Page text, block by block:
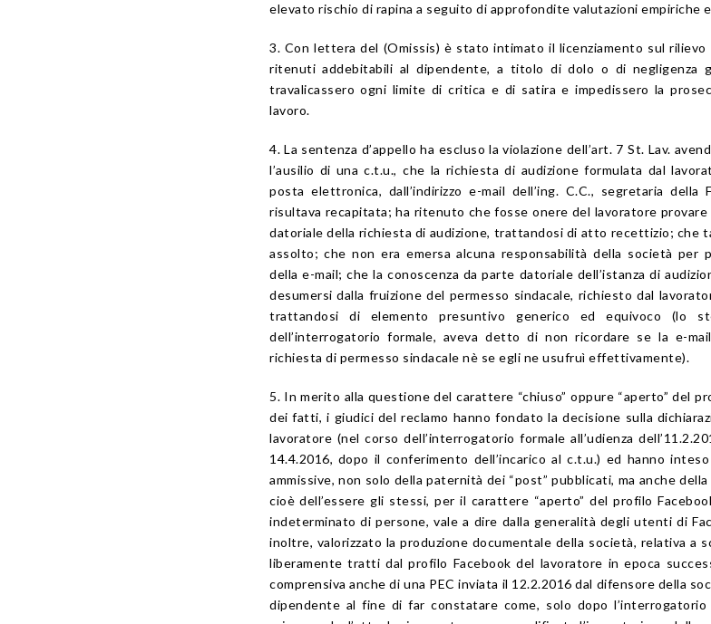
elevato rischio di rapina a seguito di approfondite valutazioni empiriche
3. Con lettera del (Omissis) è stato intimato il licenziamento sul
ritenuti addebitabili al dipendente, a titolo di dolo o di negligenza
travalicassero ogni limite di critica e di satira e impedissero la
lavoro.
4. La sentenza d’appello ha escluso la violazione dell’art. 7 St. Lav.
l’ausilio di una c.t.u., che la richiesta di audizione formulata dal
posta elettronica, dall’indirizzo e-mail dell’ing. C.C., segretaria della
risultava recapitata; ha ritenuto che fosse onere del lavoratore provare
datoriale della richiesta di audizione, trattandosi di atto recettizio; che
assolto; che non era emersa alcuna responsabilità della società per
della e-mail; che la conoscenza da parte datoriale dell’istanza di
desumersi dalla fruizione del permesso sindacale, richiesto dal
trattandosi di elemento presuntivo generico ed equivoco (lo
dell’interrogatorio formale, aveva detto di non ricordare se la e-
richiesta di permesso sindacale nè se egli ne usufruì effettivamente).
5. In merito alla questione del carattere “chiuso” oppure “aperto” del
dei fatti, i giudici del reclamo hanno fondato la decisione sulla
lavoratore (nel corso dell’interrogatorio formale all’udienza
14.4.2016, dopo il conferimento dell’incarico al c.t.u.) ed hanno
ammissive, non solo della paternità dei “post” pubblicati, ma anche
cioè dell’essere gli stessi, per il carattere “aperto” del profilo
indeterminato di persone, vale a dire dalla generalità degli utenti di
inoltre, valorizzato la produzione documentale della società, relativa a
liberamente tratti dal profilo Facebook del lavoratore in epoca
comprensiva anche di una PEC inviata il 12.2.2016 dal difensore della
dipendente al fine di far constatare come, solo dopo